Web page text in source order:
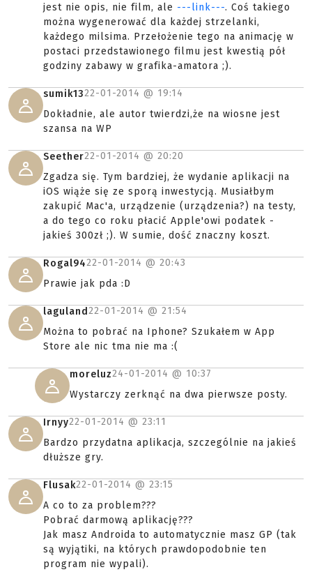
jest nie opis, nie film, ale ---link---. Coś takiego
można wygenerować dla każdej strzelanki,
każdego milsima. Przełożenie tego na animację w
postaci przedstawionego filmu jest kwestią pół
godziny zabawy w grafika-amatora ;).
sumik1322-01-2014 @ 19:14
Dokładnie, ale autor twierdzi,że na wiosne jest
szansa na WP
Seether22-01-2014 @ 20:20
Zgadza się. Tym bardziej, że wydanie aplikacji na
iOS wiąże się ze sporą inwestycją. Musiałbym
zakupić Mac'a, urządzenie (urządzenia?) na testy,
a do tego co roku płacić Apple'owi podatek -
jakieś 300zł ;). W sumie, dość znaczny koszt.
Rogal9422-01-2014 @ 20:43
Prawie jak pda :D
laguland22-01-2014 @ 21:54
Można to pobrać na Iphone? Szukałem w App
Store ale nic tma nie ma :(
moreluz24-01-2014 @ 10:37
Wystarczy zerknąć na dwa pierwsze posty.
Irnyy22-01-2014 @ 23:11
Bardzo przydatna aplikacja, szczególnie na jakieś
dłuższe gry.
Flusak22-01-2014 @ 23:15
A co to za problem???
Pobrać darmową aplikację???
Jak masz Androida to automatycznie masz GP (tak
są wyjątiki, na których prawdopodobnie ten
program nie wypali).